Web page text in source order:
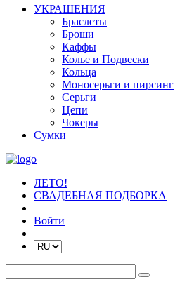
УКРАШЕНИЯ
Браслеты
Броши
Каффы
Колье и Подвески
Кольца
Моносерьги и пирсинг
Серьги
Цепи
Чокеры
Сумки
ЛЕТО!
СВАДЕБНАЯ ПОДБОРКА
Войти